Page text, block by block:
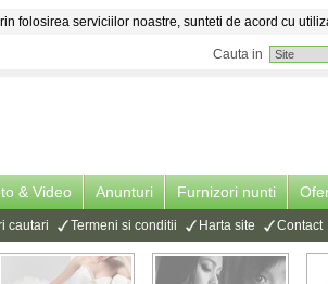
folosirea serviciilor noastre, sunteti de acord cu
Cauta in
& Video Anunturi Furnizori nunti
cautari Termeni si conditii Harta site Contact